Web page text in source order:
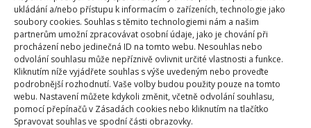
ukládání a/nebo přístupu k informacím o zařízeních, technologie jako
soubory cookies. Souhlas s těmito technologiemi nám a našim
partnerům umožní zpracovávat osobní údaje, jako je chování při
procházení nebo jedinečná ID na tomto webu. Nesouhlas nebo
odvolání souhlasu může nepříznivě ovlivnit určité vlastnosti a funkce.
Kliknutím níže vyjádřete souhlas s výše uvedeným nebo proveďte
podrobnější rozhodnutí. Vaše volby budou použity pouze na tomto
webu. Nastavení můžete kdykoli změnit, včetně odvolání souhlasu,
pomocí přepínačů v Zásadách cookies nebo kliknutím na tlačítko
Spravovat souhlas ve spodní části obrazovky.